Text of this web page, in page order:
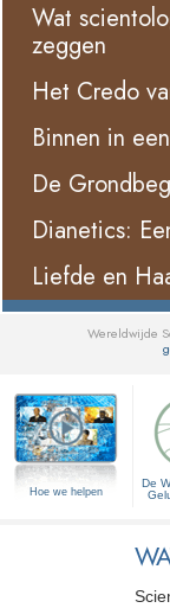
Wat
zeggen
Het Credo
Binnen in
De
Dianetics:
Liefde en
Wereldwijde
Hoe we helpen
De